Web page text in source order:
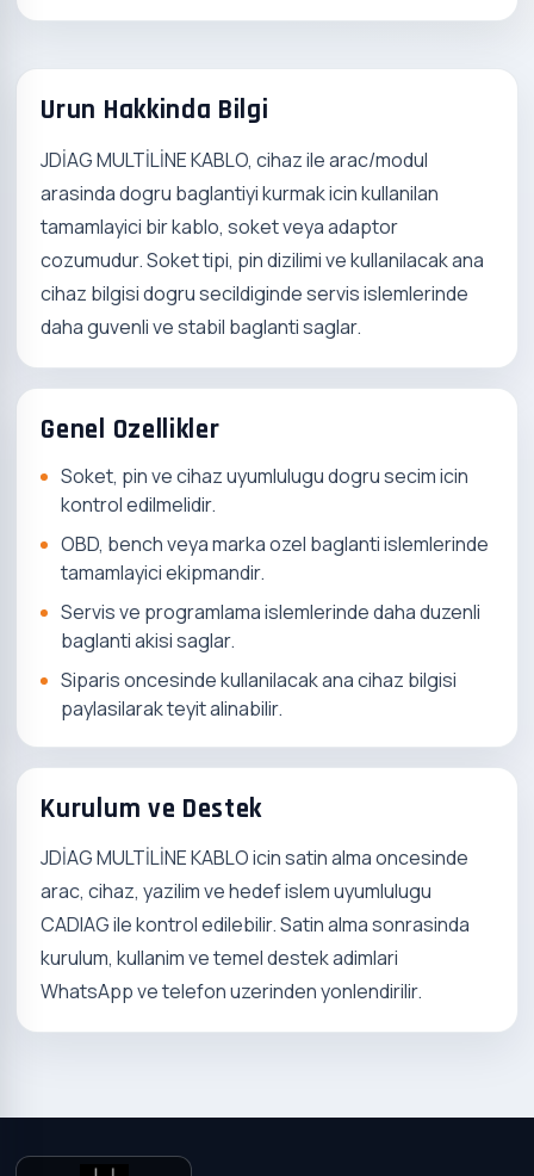
Urun Hakkinda Bilgi
JDİAG MULTİLİNE KABLO, cihaz ile arac/modul
arasinda dogru baglantiyi kurmak icin kullanilan
tamamlayici bir kablo, soket veya adaptor
cozumudur. Soket tipi, pin dizilimi ve kullanilacak ana
cihaz bilgisi dogru secildiginde servis islemlerinde
daha guvenli ve stabil baglanti saglar.
Genel Ozellikler
Soket, pin ve cihaz uyumlulugu dogru secim icin
kontrol edilmelidir.
OBD, bench veya marka ozel baglanti islemlerinde
tamamlayici ekipmandir.
Servis ve programlama islemlerinde daha duzenli
baglanti akisi saglar.
Siparis oncesinde kullanilacak ana cihaz bilgisi
paylasilarak teyit alinabilir.
Kurulum ve Destek
JDİAG MULTİLİNE KABLO icin satin alma oncesinde
arac, cihaz, yazilim ve hedef islem uyumlulugu
CADIAG ile kontrol edilebilir. Satin alma sonrasinda
kurulum, kullanim ve temel destek adimlari
WhatsApp ve telefon uzerinden yonlendirilir.